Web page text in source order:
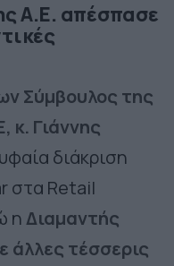
Α.Ε. απέσπασε
Σύμβουλος της
κ. Γιάννης
διάκριση
στα Retail
ηΔιαμαντής
τέσσερις